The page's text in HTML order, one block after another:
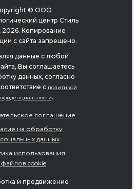
© ООО
центр Стиль
2026. Копирование
с сайта запрещено.
данные с любой
Вы соглашаетесь
данных, согласно
с политикой
.
соглашение
на обработку
данных
использования
файлов cookie
и продвижение